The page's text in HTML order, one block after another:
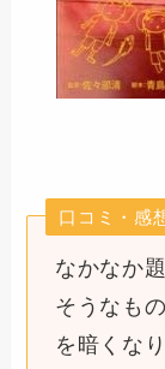
口コミ・感
なかなか
そうなも
を暗くな